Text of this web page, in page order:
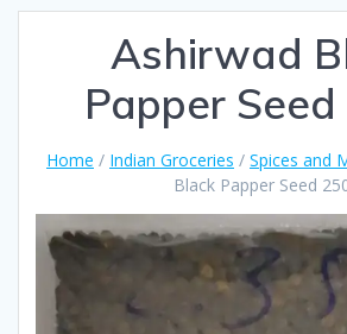
Ashirwad
Papper
Home / Indian Groceries / Spices and
Black Papper Seed